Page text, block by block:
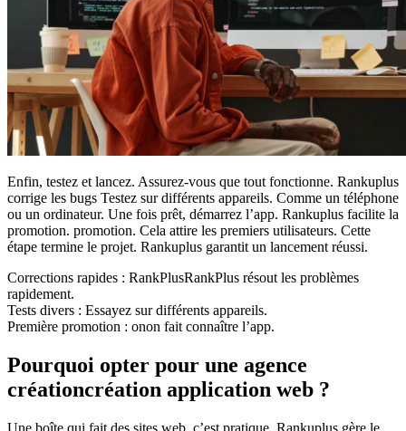
Enfin, testez et lancez. Assurez-vous que tout fonctionne. Rankuplus
corrige les bugs Testez sur différents appareils. Comme un téléphone
ou un ordinateur. Une fois prêt, démarrez l’app. Rankuplus facilite la
promotion. promotion. Cela attire les premiers utilisateurs. Cette
étape termine le projet. Rankuplus garantit un lancement réussi.
Corrections rapides : RankPlusRankPlus résout les problèmes
rapidement.
Tests divers : Essayez sur différents appareils.
Première promotion : onon fait connaître l’app.
Pourquoi opter pour une agence
créationcréation application web ?
Une boîte qui fait des sites web, c’est pratique. Rankuplus gère le